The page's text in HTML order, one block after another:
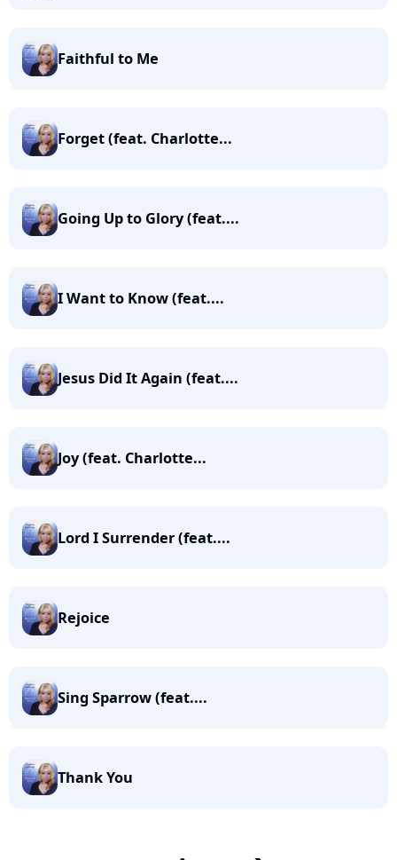
Faithful to Me
Forget (feat. Charlotte...
Going Up to Glory (feat....
I Want to Know (feat....
Jesus Did It Again (feat....
Joy (feat. Charlotte...
Lord I Surrender (feat....
Rejoice
Sing Sparrow (feat....
Thank You